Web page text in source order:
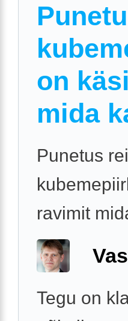
on
mida
Punetus
ravimit
Tegu on